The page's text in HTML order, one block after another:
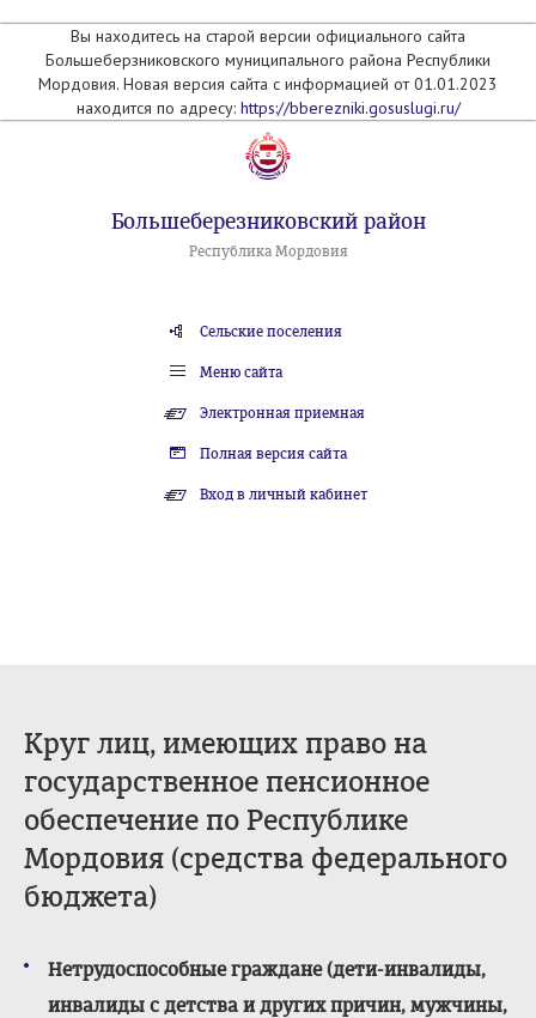
Вы находитесь на старой версии официального сайта
Большеберзниковского муниципального района Республики
Мордовия. Новая версия сайта с информацией от 01.01.2023
находится по адресу: https://bberezniki.gosuslugi.ru/
Большеберезниковский район
Республика Мордовия
Сельские поселения
Меню сайта
Электронная приемная
Полная версия сайта
Вход в личный кабинет
Круг лиц, имеющих право на
государственное пенсионное
обеспечение по Республике
Мордовия (средства федерального
бюджета)
Нетрудоспособные граждане (дети-инвалиды,
инвалиды с детства и других причин, мужчины,